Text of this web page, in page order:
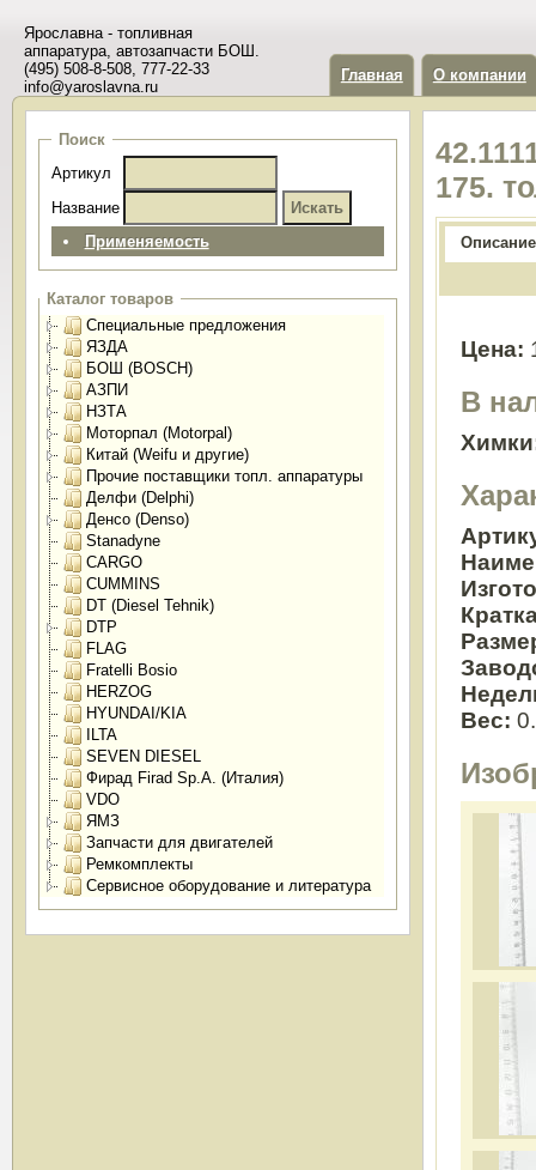
Ярославна - топливная
аппаратура, автозапчасти БОШ.
(495) 508-8-508, 777-22-33
info@yaroslavna.ru
Главная О компании
Поиск
Артикул
Название
Применяемость
Каталог товаров
Специальные предложения
ЯЗДА
БОШ (BOSCH)
АЗПИ
НЗТА
Моторпал (Motorpal)
Китай (Weifu и другие)
Прочие поставщики топл. аппаратуры
Делфи (Delphi)
Денсо (Denso)
Stanadyne
CARGO
CUMMINS
DT (Diesel Tehnik)
DTP
FLAG
Fratelli Bosio
HERZOG
HYUNDAI/KIA
ILTA
SEVEN DIESEL
Фирад Firad Sp.A. (Италия)
VDO
ЯМЗ
Запчасти для двигателей
Ремкомплекты
Сервисное оборудование и литература
175.
Описание
Цена:
В
Вес: